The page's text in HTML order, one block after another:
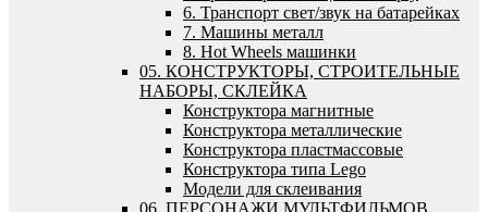
6. Транспорт свет/звук на батарейках
7. Машины металл
8. Hot Wheels машинки
05. КОНСТРУКТОРЫ, СТРОИТЕЛЬНЫЕ
НАБОРЫ, СКЛЕЙКА
Конструктора магнитные
Конструктора металлические
Конструктора пластмассовые
Конструктора типа Lego
Модели для склеивания
06. ПЕРСОНАЖИ МУЛЬТФИЛЬМОВ,